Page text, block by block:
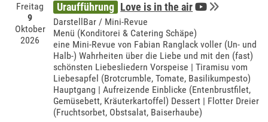
Freitag
9
Oktober
2026
Uraufführung Love is in the air
DarstellBar / Mini-Revue
Menü (Konditorei & Catering Schäpe)
eine Mini-Revue von Fabian Ranglack voller (Un- und
Halb-) Wahrheiten über die Liebe und mit den (fast)
schönsten Liebesliedern Vorspeise | Tiramisu vom
Liebesapfel (Brotcrumble, Tomate, Basilikumpesto)
Hauptgang | Aufreizende Einblicke (Entenbrustfilet,
Gemüsebett, Kräuterkartoffel) Dessert | Flotter Dreier
(Fruchtsorbet, Obstsalat, Baiserhaube)